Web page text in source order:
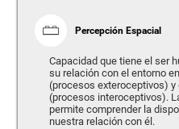
Percepción Espacial
Capacidad que tiene el ser
su relación con el entorno
(procesos exteroceptivos)
(procesos interoceptivos).
permite comprender la
nuestra relación con él.